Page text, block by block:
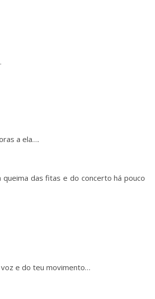
a ela….
queima das fitas e do concerto há pouco
voz e do teu movimento…